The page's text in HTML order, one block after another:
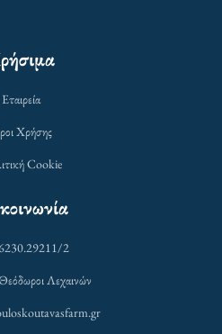
Εταιρεία
Χρήσης
Cookie
2
Λεχαινών